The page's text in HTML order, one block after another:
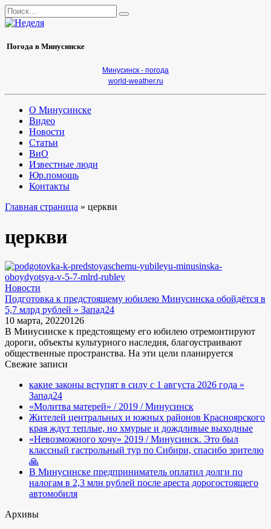
Перейти
к
содержанию
Search
for:
Погода в Минусинске
Минусинск - погода
world-weather.ru
О Минусинске
Видео
Новости
Статьи
ВиО
Известные люди
Юр.помощь
Контакты
Главная страница » церкви
церкви
Новости
Подготовка к предстоящему юбилею Минусинска обойдётся в
5,7 млрд рублей » Запад24
10 марта, 20220126
В Минусинске к предстоящему его юбилею отремонтируют
дороги, объекты культурного наследия, благоустраивают
общественные пространства. На эти цели планируется
Свежие записи
какие законы вступят в силу с 1 августа 2026 года »
Запад24
«Молитва матерей» / 2019 / Минусинск
Жителей центральных и южных районов Красноярского
края ждут теплые, но хмурые и дождливые выходные
«Невозможного хочу» 2019 / Минусинск. Это был
классный гастрольный тур по Сибири, спасибо зрителю
🙏
В Минусинске предприниматель оплатил долги по
налогам в 2,3 млн рублей после ареста дорогостоящего
автомобиля
Архивы